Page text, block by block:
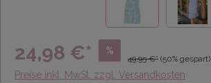
24,98 €* %
49,95 €* (50% gespart)
Preise inkl. MwSt. zzgl. Versandkosten